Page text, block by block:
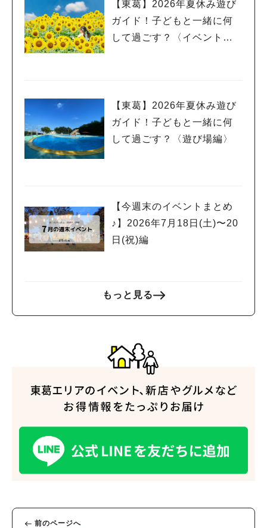
【東葛】2026年夏休み遊び
ガイド！子どもと一緒に何
して過ごす？〈イベント
【東葛】2026年夏休み遊び
ガイド！子どもと一緒に何
して過ごす？〈遊び場編〉
【今週末のイベントまとめ
♪】2026年7月18日(土)〜20
日(祝)編
もっと見る
前のページへ
人気のキーワード
#ラーメン#ショッピング#カフェ#スイーツ#パン#カレー#柏駅